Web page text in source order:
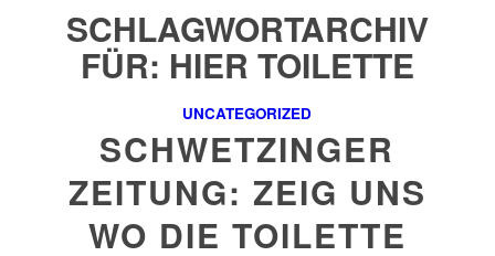
SCHLAGWORTARCHIV
FÜR: HIER TOILETTE
UNCATEGORIZED
SCHWETZINGER
ZEITUNG: ZEIG UNS
WO DIE TOILETTE